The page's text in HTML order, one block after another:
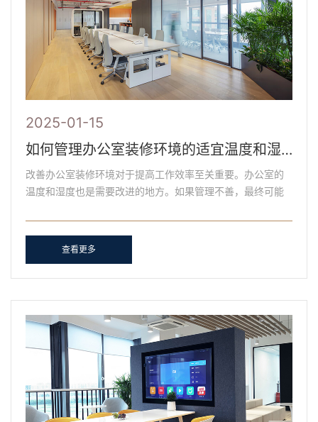
2025-01-15
如何管理办公室装修环境的适宜温度和湿度?
改善办公室装修环境对于提高工作效率至关重要。办公室的
温度和湿度也是需要改进的地方。如果管理不善，最终可能
中精......
查看更多